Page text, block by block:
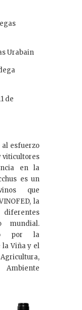
Urabain
de
al esfuerzo
viticultores
en la
es un
que
la
mundial.
por la
Viña y el